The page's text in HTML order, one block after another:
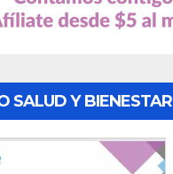
SALUD Y BIENESTAR